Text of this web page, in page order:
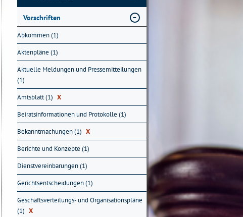
Vorschriften
Abkommen (1)
Aktenpläne (1)
Aktuelle Meldungen und Pressemitteilungen
(1)
Amtsblatt (1) X
Beiratsinformationen und Protokolle (1)
Bekanntmachungen (1) X
Berichte und Konzepte (1)
Dienstvereinbarungen (1)
Gerichtsentscheidungen (1)
Geschäftsverteilungs- und Organisationspläne
(1) X